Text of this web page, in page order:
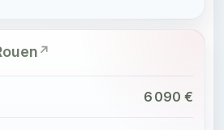
6 090 €